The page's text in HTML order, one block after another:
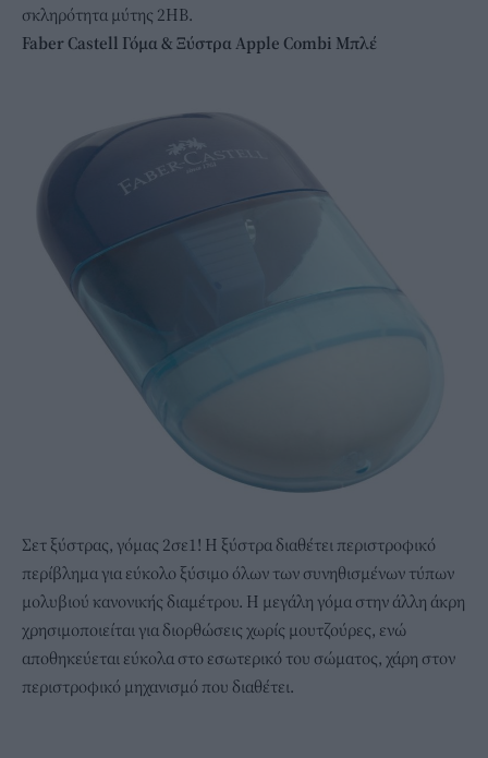
σκληρότητα μύτης 2ΗΒ.
Faber Castell Γόμα & Ξύστρα Apple Combi Μπλέ
Σετ ξύστρας, γόμας 2σε1! Η ξύστρα διαθέτει περιστροφικό
περίβλημα για εύκολο ξύσιμο όλων των συνηθισμένων τύπων
μολυβιού κανονικής διαμέτρου. Η μεγάλη γόμα στην άλλη άκρη
χρησιμοποιείται για διορθώσεις χωρίς μουτζούρες, ενώ
αποθηκεύεται εύκολα στο εσωτερικό του σώματος, χάρη στον
περιστροφικό μηχανισμό που διαθέτει.